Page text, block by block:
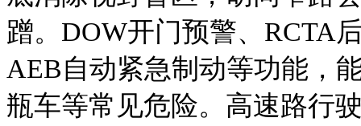
蹭。DOW开门预警、RCTA
AEB自动紧急制动等功能，
瓶车等常见危险。高速路行